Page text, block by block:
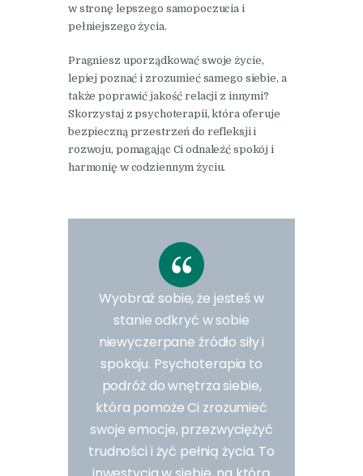
w stronę lepszego samopoczucia i
pełniejszego życia.
Pragniesz uporządkować swoje życie,
lepiej poznać i zrozumieć samego siebie, a
także poprawić jakość relacji z innymi?
Skorzystaj z psychoterapii, która oferuje
bezpieczną przestrzeń do refleksji i
rozwoju, pomagając Ci odnaleźć spokój i
harmonię w codziennym życiu.
Wyobraź sobie, że jesteś w
stanie odkryć w sobie
niewyczerpane źródło siły i
spokoju. Psychoterapia to
podróż do wnętrza siebie,
która pomoże Ci zrozumieć
swoje emocje, przezwyciężyć
trudności i żyć pełnią życia. To